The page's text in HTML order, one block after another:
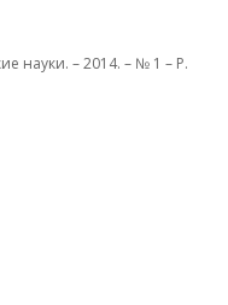
науки. – 2014. – № 1 – P.